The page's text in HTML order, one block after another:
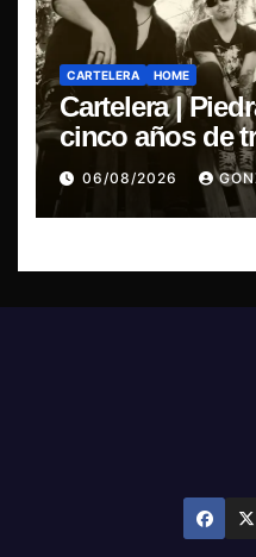
CARTELERA HOME
Cartelera |
cinco años de
The Ganjas en
06/08/2026